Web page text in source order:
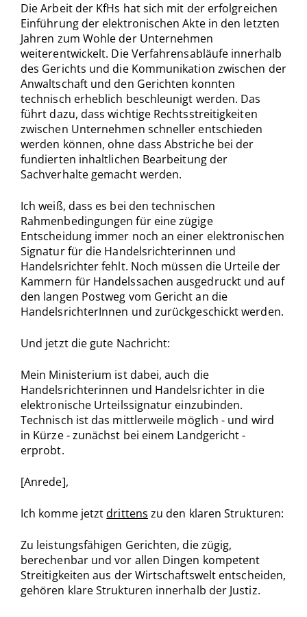
Die Arbeit der KfHs hat sich mit der erfolgreichen
Einführung der elektronischen Akte in den letzten
Jahren zum Wohle der Unternehmen
weiterentwickelt. Die Verfahrens­abläufe innerhalb
des Gerichts und die Kommunikation zwischen der
Anwaltschaft und den Gerichten konnten
technisch erheblich beschleunigt werden. Das
führt dazu, dass wichtige Rechtsstreitigkeiten
zwischen Unternehmen schneller entschieden
werden können, ohne dass Abstriche bei der
fundierten inhaltlichen Bearbeitung der
Sachverhalte gemacht werden.
Ich weiß, dass es bei den technischen
Rahmenbedingungen für eine zügige
Entscheidung immer noch an einer elektronischen
Signatur für die Handelsrichterinnen und
Handelsrichter fehlt. Noch müssen die Urteile der
Kammern für Handelssachen ausgedruckt und auf
den langen Postweg vom Gericht an die
HandelsrichterInnen und zurückgeschickt werden.
Und jetzt die gute Nachricht:
Mein Ministerium ist dabei, auch die
Handelsrichterinnen und Handelsrichter in die
elektronische Urteilssignatur einzubinden.
Technisch ist das mittlerweile möglich - und wird
in Kürze - zunächst bei einem Landgericht -
erprobt.
[Anrede],
Ich komme jetztdrittens zu den klaren Strukturen:
Zu leistungsfähigen Gerichten, die zügig,
berechenbar und vor allen Dingen kompetent
Streitigkeiten aus der Wirtschaftswelt entscheiden,
gehören klare Strukturen innerhalb der Justiz.